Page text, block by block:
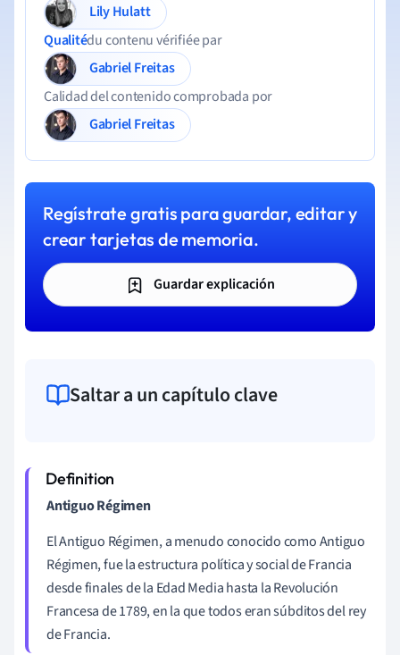
Lily Hulatt
Qualitédu contenu vérifiée par
Gabriel Freitas
Calidad del contenido comprobada por
Gabriel Freitas
Regístrate gratis para guardar, editar y
crear tarjetas de memoria.
Guardar explicación
Saltar a un capítulo clave
Antiguo Régimen
El Antiguo Régimen, a menudo conocido como Antiguo
Régimen, fue la estructura política y social de Francia
desde finales de la Edad Media hasta la Revolución
Francesa de 1789, en la que todos eran súbditos del rey
de Francia.